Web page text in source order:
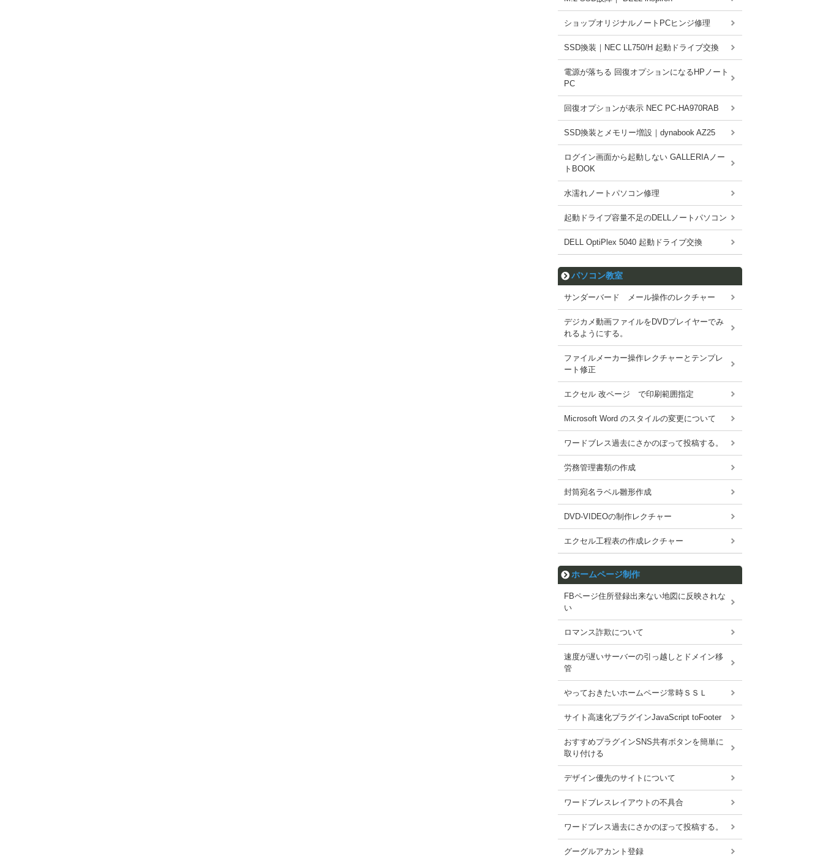
ショップオリジナルノートPCヒンジ修理
SSD換装｜NEC LL750/H 起動ドライブ交換
電源が落ちる 回復オプションになるHPノート
PC
回復オプションが表示 NEC PC-HA970RAB
SSD換装とメモリー増設｜dynabook AZ25
ログイン画面から起動しない GALLERIAノー
トBOOK
水濡れノートパソコン修理
起動ドライブ容量不足のDELLノートパソコン
DELL OptiPlex 5040 起動ドライブ交換
パソコン教室
サンダーバード メール操作のレクチャー
デジカメ動画ファイルをDVDプレイヤーでみ
れるようにする。
ファイルメーカー操作レクチャーとテンプレ
ート修正
エクセル 改ページ で印刷範囲指定
Microsoft Word のスタイルの変更について
ワードブレス過去にさかのぼって投稿する。
労務管理書類の作成
封筒宛名ラベル雛形作成
DVD-VIDEOの制作レクチャー
エクセル工程表の作成レクチャー
ホームページ制作
FBページ住所登録出来ない地図に反映されな
い
ロマンス詐欺について
速度が遅いサーバーの引っ越しとドメイン移
管
やっておきたいホームページ常時ＳＳＬ
サイト高速化プラグインJavaScript toFooter
おすすめプラグインSNS共有ボタンを簡単に
取り付ける
デザイン優先のサイトについて
ワードブレスレイアウトの不具合
ワードブレス過去にさかのぼって投稿する。
グーグルアカント登録